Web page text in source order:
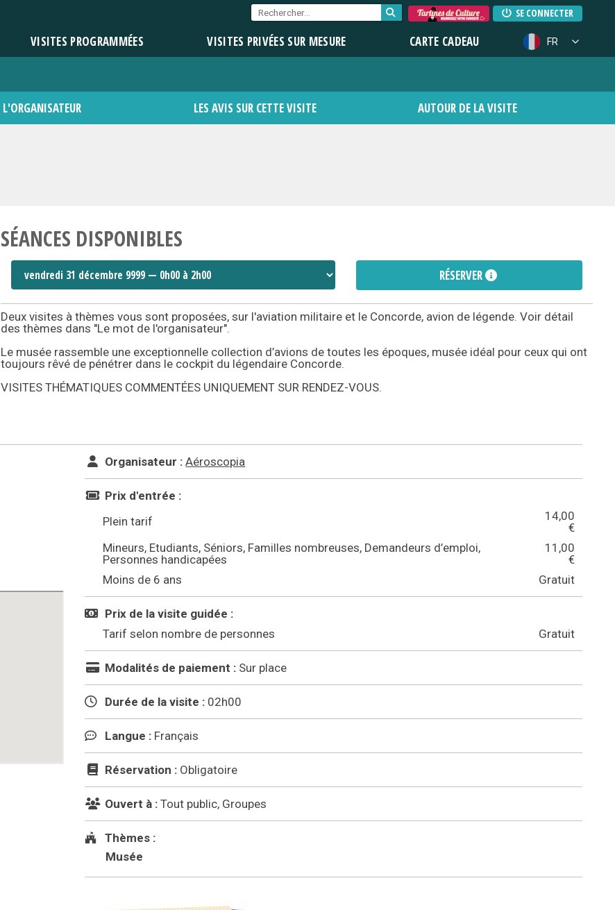
SE CONNECTER
VISITES PROGRAMMÉES VISITES PRIVÉES SUR MESURE CARTE CADEAU FR
L'ORGANISATEUR LES AVIS SUR CETTE VISITE AUTOUR DE LA VISITE
SÉANCES DISPONIBLES
RÉSERVER
Deux visites à thèmes vous sont proposées, sur l'aviation militaire et le Concorde, avion de légende. Voir détail
des thèmes dans "Le mot de l'organisateur".
Le musée rassemble une exceptionnelle collection d’avions de toutes les époques, musée idéal pour ceux qui ont
toujours rêvé de pénétrer dans le cockpit du légendaire Concorde.
VISITES THÉMATIQUES COMMENTÉES UNIQUEMENT SUR RENDEZ-VOUS.
Organisateur : Aéroscopia
Prix d'entrée :
Plein tarif
14,00
€
Mineurs, Etudiants, Séniors, Familles nombreuses, Demandeurs d’emploi,
Personnes handicapées
11,00
€
Moins de 6 ans
Gratuit
Prix de la visite guidée :
Tarif selon nombre de personnes
Gratuit
Modalités de paiement : Sur place
Durée de la visite : 02h00
Langue : Français
Réservation : Obligatoire
Ouvert à : Tout public, Groupes
Thèmes :
Musée